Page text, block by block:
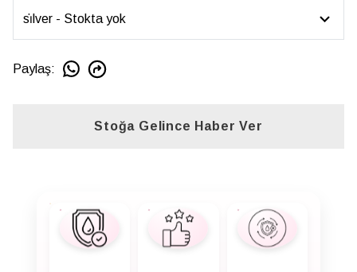
Paylaş:
Stoğa Gelince Haber Ver